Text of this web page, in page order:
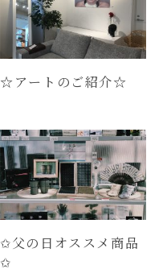
☆アートのご紹介☆
✩父の日オススメ商品
✩